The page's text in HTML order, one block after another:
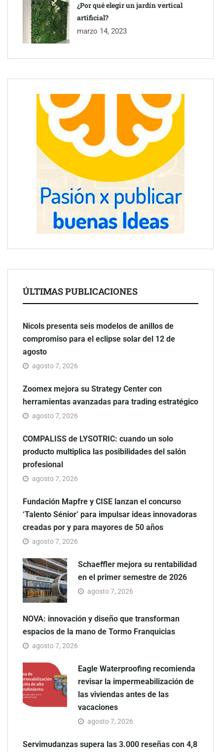
¿Por qué elegir un jardín vertical
artificial?
marzo 14, 2023
ÚLTIMAS PUBLICACIONES
Nicols presenta seis modelos de anillos de
compromiso para el eclipse solar del 12 de
agosto
agosto 7, 2026
Zoomex mejora su Strategy Center con
herramientas avanzadas para trading estratégico
agosto 7, 2026
COMPALISS de LYSOTRIC: cuando un solo
producto multiplica las posibilidades del salón
profesional
agosto 7, 2026
Fundación Mapfre y CISE lanzan el concurso
‘Talento Sénior’ para impulsar ideas innovadoras
creadas por y para mayores de 50 años
agosto 7, 2026
Schaeffler mejora su rentabilidad
en el primer semestre de 2026
agosto 7, 2026
NOVA: innovación y diseño que transforman
espacios de la mano de Tormo Franquicias
agosto 7, 2026
Eagle Waterproofing recomienda
revisar la impermeabilización de
las viviendas antes de las
vacaciones
agosto 7, 2026
Servimudanzas supera las 3.000 reseñas con 4,8